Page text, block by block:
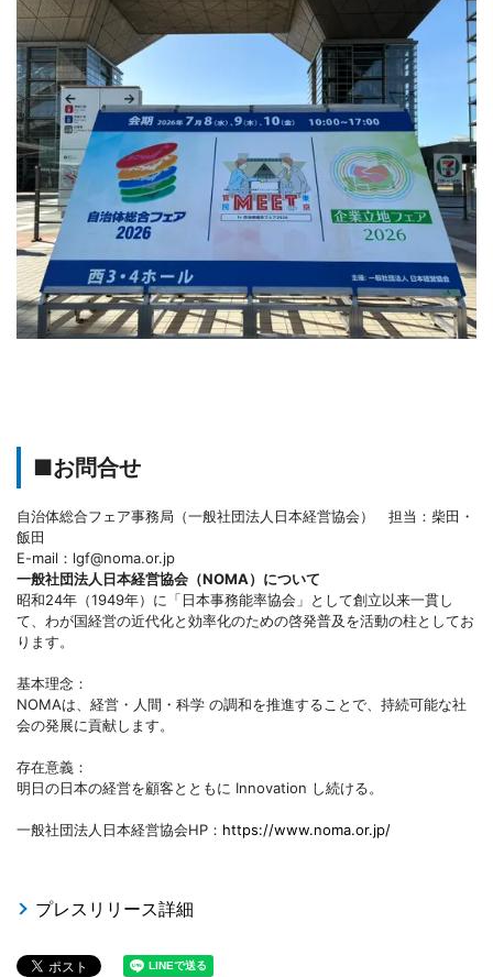
■お問合せ
自治体総合フェア事務局（一般社団法人日本経営協会） 担当：柴田・
飯田
E-mail：lgf@noma.or.jp
一般社団法人日本経営協会（NOMA）について
昭和24年（1949年）に「日本事務能率協会」として創立以来一貫し
て、わが国経営の近代化と効率化のための啓発普及を活動の柱としてお
ります。
基本理念：
NOMAは、経営・人間・科学 の調和を推進することで、持続可能な社
会の発展に貢献します。
存在意義：
明日の日本の経営を顧客とともに Innovation し続ける。
一般社団法人日本経営協会HP： https://www.noma.or.jp/
プレスリリース詳細